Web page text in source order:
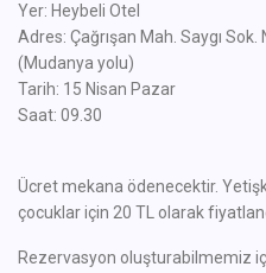
Yer: Heybeli Otel
Adres: Çağrışan Mah. Saygı
(Mudanya yolu)
Tarih: 15 Nisan Pazar
Saat: 09.30
Ücret mekana ödenecektir.
çocuklar için 20 TL olarak
Rezervasyon oluşturabilmemiz